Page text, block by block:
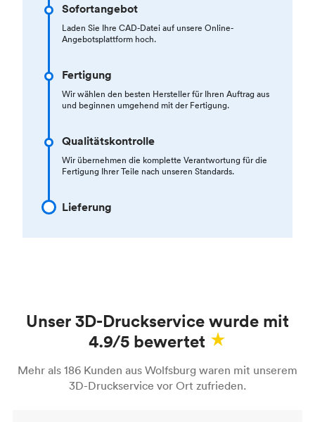
Sofortangebot
Laden Sie Ihre CAD-Datei auf unsere Online-
Angebotsplattform hoch.
Fertigung
Wir wählen den besten Hersteller für Ihren Auftrag aus
und beginnen umgehend mit der Fertigung.
Qualitätskontrolle
Wir übernehmen die komplette Verantwortung für die
Fertigung Ihrer Teile nach unseren Standards.
Lieferung
Unser 3D-Druckservice wurde mit
4.9/5 bewertet
Mehr als 186 Kunden aus Wolfsburg waren mit unserem
3D-Druckservice vor Ort zufrieden.